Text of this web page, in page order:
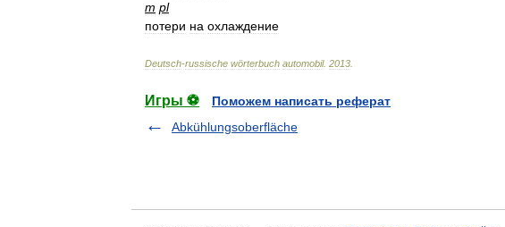
m pl
потери на охлаждение
Deutsch-russische wörterbuch automobil. 2013
Игры ⚽
Поможем написать реферат
Abkühlungsoberfläche